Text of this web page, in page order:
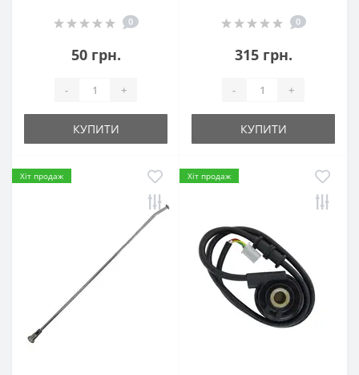
0
50 грн.
- +
КУПИТИ
0
315 грн.
- +
КУПИТИ
Хіт продаж Хіт продаж